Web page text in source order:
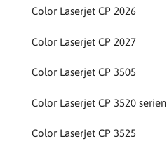
Color Laserjet CP 2026
Color Laserjet CP 2027
Color Laserjet CP 3505
Color Laserjet CP 3520 serien
Color Laserjet CP 3525